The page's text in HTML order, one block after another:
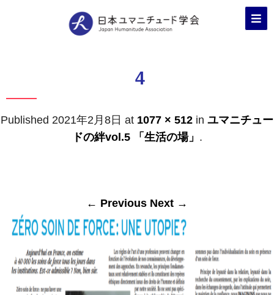
4
Published 2021年2月8日 at 1077 × 512 in ユマニチュー
ドの絆vol.5 「生活の場」 .
← Previous Next →